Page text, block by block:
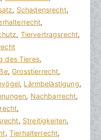
, Schadensrecht,
,
, Tiervertragsrecht,
des Tieres,
, Grosstierrecht,
, Lärmbelästigung,
, Nachbarrecht,
,
, Streitigkeiten,
, Tierhalterrecht,